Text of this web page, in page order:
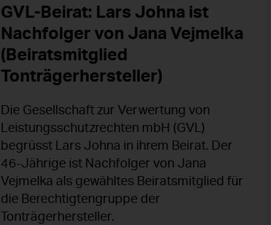
GVL-Beirat: Lars Johna ist
Nachfolger von Jana Vejmelka
(Beiratsmitglied
Tonträgerhersteller)
Die Gesellschaft zur Verwertung von
Leistungsschutzrechten mbH (GVL)
begrüsst Lars Johna in ihrem Beirat. Der
46-Jährige ist Nachfolger von Jana
Vejmelka als gewähltes Beiratsmitglied für
die Berechtigtengruppe der
Tonträgerhersteller.